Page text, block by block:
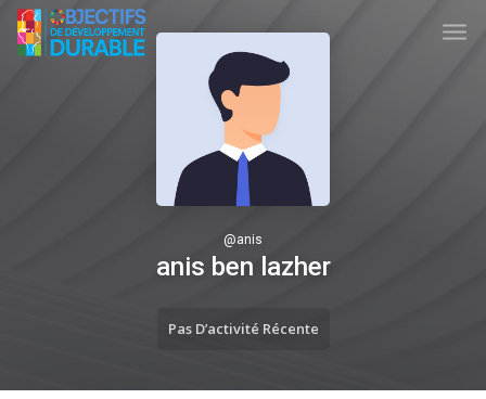
Skip to main content
TUNISIA ODD
@anis
anis ben lazher
Pas D’activité Récente